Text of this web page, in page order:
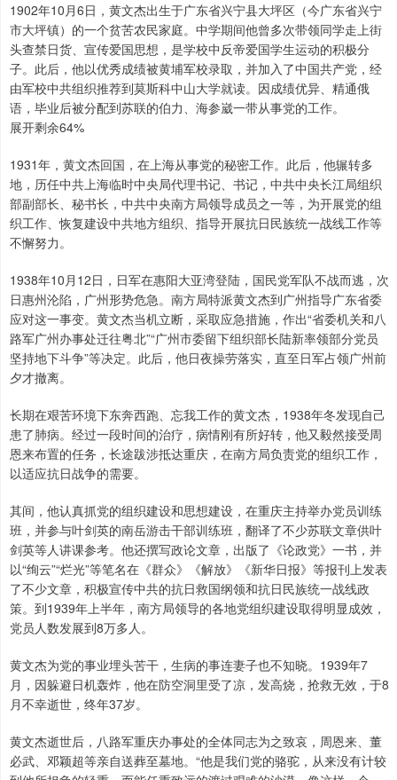
1902年10月6日，黄文杰出生于广东省兴宁县大坪区（今广东省兴宁
市大坪镇）的一个贫苦农民家庭。中学期间他曾多次带领同学走上街
头查禁日货、宣传爱国思想，是学校中反帝爱国学生运动的积极分
子。此后，他以优秀成绩被黄埔军校录取，并加入了中国共产党，经
由军校中共组织推荐到莫斯科中山大学就读。因成绩优异、精通俄
语，毕业后被分配到苏联的伯力、海参崴一带从事党的工作。
展开剩余64%
1931年，黄文杰回国，在上海从事党的秘密工作。此后，他辗转多
地，历任中共上海临时中央局代理书记、书记，中共中央长江局组织
部副部长、秘书长，中共中央南方局领导成员之一等，为开展党的组
织工作、恢复建设中共地方组织、指导开展抗日民族统一战线工作等
不懈努力。
1938年10月12日，日军在惠阳大亚湾登陆，国民党军队不战而逃，次
日惠州沦陷，广州形势危急。南方局特派黄文杰到广州指导广东省委
应对这一事变。黄文杰当机立断，采取应急措施，作出“省委机关和八
路军广州办事处迁往粤北”“广州市委留下组织部长陆新率领部分党员
坚持地下斗争”等决定。此后，他日夜操劳落实，直至日军占领广州前
夕才撤离。
长期在艰苦环境下东奔西跑、忘我工作的黄文杰，1938年冬发现自己
患了肺病。经过一段时间的治疗，病情刚有所好转，他又毅然接受周
恩来布置的任务，长途跋涉抵达重庆，在南方局负责党的组织工作，
以适应抗日战争的需要。
其间，他认真抓党的组织建设和思想建设，在重庆主持举办党员训练
班，并参与叶剑英的南岳游击干部训练班，翻译了不少苏联文章供叶
剑英等人讲课参考。他还撰写政论文章，出版了《论政党》一书，并
以“绚云”“烂光”等笔名在《群众》《解放》《新华日报》等报刊上发表
了不少文章，积极宣传中共的抗日救国纲领和抗日民族统一战线政
策。到1939年上半年，南方局领导的各地党组织建设取得明显成效，
党员人数发展到8万多人。
黄文杰为党的事业埋头苦干，生病的事连妻子也不知晓。1939年7
月，因躲避日机轰炸，他在防空洞里受了凉，发高烧，抢救无效，于8
月不幸逝世，终年37岁。
黄文杰逝世后，八路军重庆办事处的全体同志为之致哀，周恩来、董
必武、邓颖超等亲自送葬至墓地。“他是我们党的骆驼，从来没有计较